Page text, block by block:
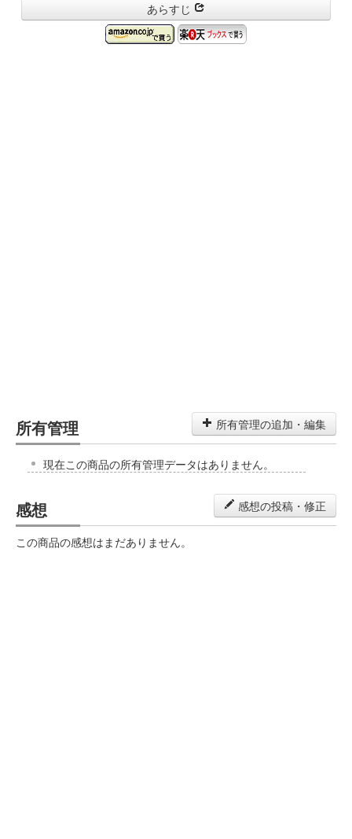
あらすじ
所有管理 所有管理の追加・編集
現在この商品の所有管理データはありません。
感想 感想の投稿・修正
この商品の感想はまだありません。